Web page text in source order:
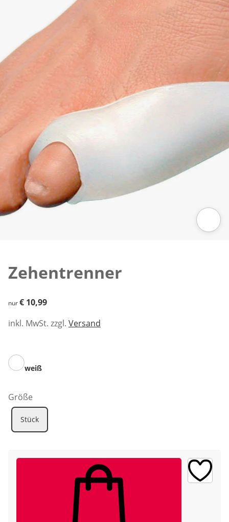
Zehentrenner
€ 10,99
nur€ 10,99
inkl. MwSt. zzgl. Versand
weiß
Größe
Stück